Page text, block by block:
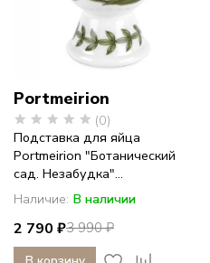
Portmeirion
(0)
Подставка для яйца
Portmeirion "Ботанический
сад. Незабудка"...
Наличие: В наличии
3 990 ₽
2 790 ₽